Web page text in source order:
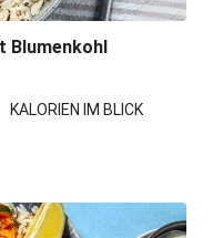
Blumenkohl
KALORIEN IM BLICK